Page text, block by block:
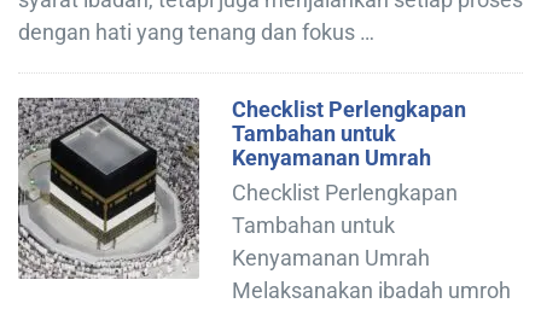
dengan hati yang tenang dan fokus …
Checklist Perlengkapan
Tambahan untuk
Kenyamanan Umrah
Checklist Perlengkapan
Tambahan untuk
Kenyamanan Umrah
Melaksanakan ibadah umroh